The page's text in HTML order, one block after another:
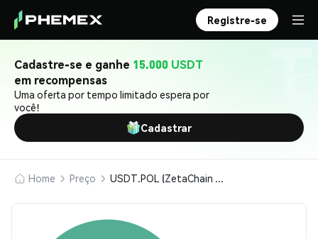
Registre-se
Cadastre-se e ganhe 15.000 USDT
em recompensas
Uma oferta por tempo limitado espera por
você!
Cadastrar
Home Preço USDT.POL (ZetaChain Bridged USDT.POL (ZetaChain))